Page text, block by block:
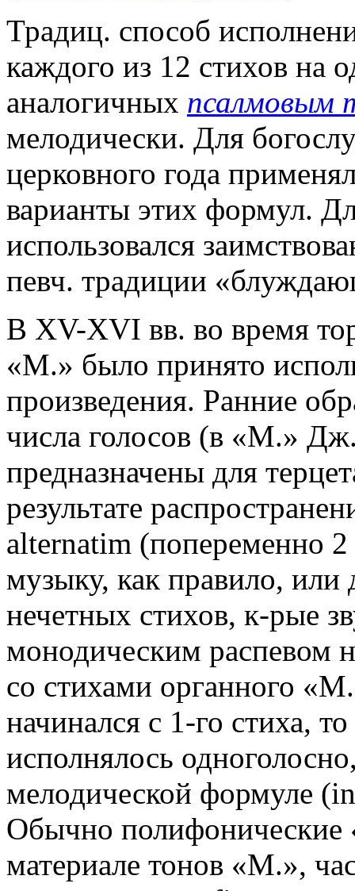
Традиц. способ
каждого из 12 стихов на
аналогичных псалмовым
мелодически. Для
церковного года
варианты этих формул.
использовался
певч. традиции
В XV-XVI вв. во время
«М.» было принято
произведения. Ранние
числа голосов (в «М.»
предназначены для
результате
alternatim (попеременно
музыку, как правило,
нечетных стихов, к-рые
монодическим распевом
со стихами органного
начинался с 1-го стиха,
исполнялось
мелодической формуле
Обычно полифонические
материале тонов «М.»,